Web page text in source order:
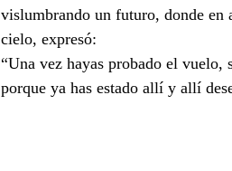
vislumbrando un futuro, donde en
cielo, expresó:
“Una vez hayas probado el
porque ya has estado allí y allí